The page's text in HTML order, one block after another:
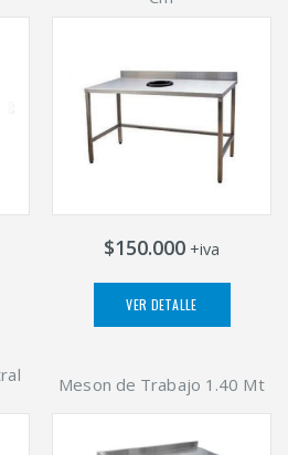
$150.000 +iva
VER DETALLE
Meson de Trabajo 1.40 Mt